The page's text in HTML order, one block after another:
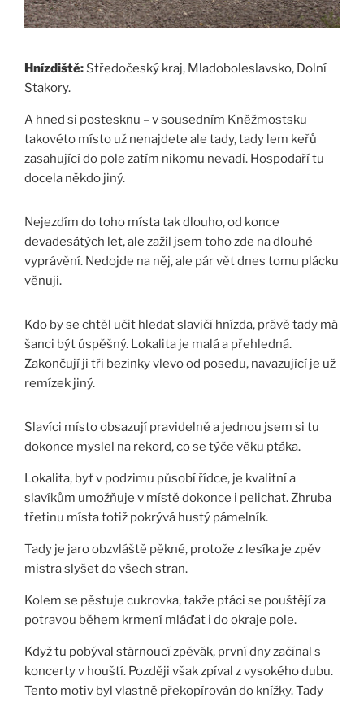
Hnízdiště: Středočeský kraj, Mladoboleslavsko, Dolní
Stakory.
A hned si postesknu – v sousedním Kněžmostsku
takovéto místo už nenajdete ale tady, tady lem keřů
zasahující do pole zatím nikomu nevadí. Hospodaří tu
docela někdo jiný.
Nejezdím do toho místa tak dlouho, od konce
devadesátých let, ale zažil jsem toho zde na dlouhé
vyprávění. Nedojde na něj, ale pár vět dnes tomu plácku
věnuji.
Kdo by se chtěl učit hledat slavičí hnízda, právě tady má
šanci být úspěšný. Lokalita je malá a přehledná.
Zakončují ji tři bezinky vlevo od posedu, navazující je už
remízek jiný.
Slavíci místo obsazují pravidelně a jednou jsem si tu
dokonce myslel na rekord, co se týče věku ptáka.
Lokalita, byť v podzimu působí řídce, je kvalitní a
slavíkům umožňuje v místě dokonce i pelichat. Zhruba
třetinu místa totiž pokrývá hustý pámelník.
Tady je jaro obzvláště pěkné, protože z lesíka je zpěv
mistra slyšet do všech stran.
Kolem se pěstuje cukrovka, takže ptáci se pouštějí za
potravou během krmení mláďat i do okraje pole.
Když tu pobýval stárnoucí zpěvák, první dny začínal s
koncerty v houští. Později však zpíval z vysokého dubu.
Tento motiv byl vlastně překopírován do knížky. Tady